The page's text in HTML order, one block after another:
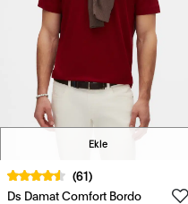
Ekle
(61)
Ds Damat Comfort Bordo